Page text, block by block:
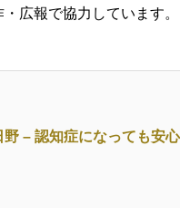
広報で協力しています。
野 – 認知症になっても安